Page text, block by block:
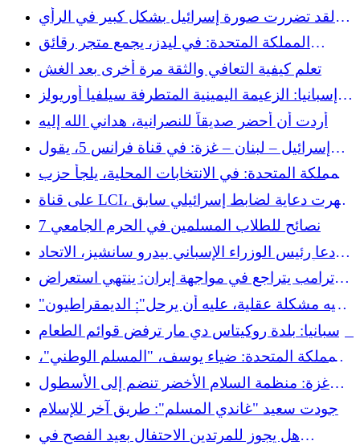
تاريخ إسرائيل
لقد تضررت صورة إسرائيل بشكل كبير في الرأي
العام الأمريكي
المملكة المتحدة: في ليدز، يجمع متجر رقائق
البطاطس بين الحلال والكوشير
تعلم كيفية التعافي والثقة مرة أخرى بعد الغش
إسبانيا: الزعيمة اليمينية المتطرفة سيلفيا أوريولز
تدعي رهابها من الإسلام وتثير الجدل من جديد
أردت أن أحضر صديقاً للنصرانية، هداني الله إليه
إسرائيل – لبنان – غزة: في قناة فرانس 5، يقول
زياد ماجد ما تصمت عنه العديد من وسائل الإعلام
المملكة المتحدة: في الانتخابات المحلية، يلجأ حزب
الخضر إلى الناخبين المسلمين المحبطين من حزب
العمال (يسار الوسط)
على قناة LCI، ظهرت دعاية لضابط إسرائيلي سابق
بشكل حاد في موقع التصوير
7 نصائح للطلاب المسلمين في الحرم الجامعي
دعا رئيس الوزراء الإسباني بيدرو سانشيز، الاتحاد
ترامب يتراجع في مواجهة إيران: ينتهي استعراض
القوة، وتعود وحشية إلى الواقع
"لديه مشكلة عقلية، عليه أن يرحل": الديمقراطيون
يضغطون من أجل عزل ترامب
إسبانيا: بلدة روكيتاس دي مار ترفض قوائم الطعام
الحلال الإجبارية في المدارس،
المملكة المتحدة: ضياء يوسف، "المسلم الوطني"،
وجه مشروع يميني متطرف ضد المهاجرين
والمسلمين
غزة: منظمة السلام الأخضر تنضم إلى الأسطول
الدولي لكسر الحصار، ومن المقرر المغادرة في 12
أبريل 2026
جودت سعيد "غاندي المسلم": طريق آخر للإسلام
هل يجوز للمرتدين الاحتفال بعيد الفصح في